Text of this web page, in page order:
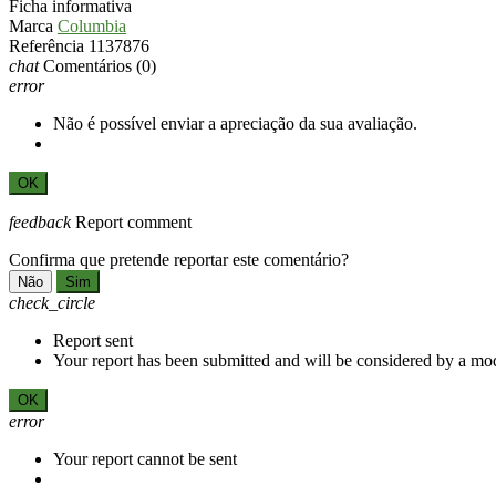
Ficha informativa
Marca Columbia
Referência 1137876
chat Comentários (0)
error
Não é possível enviar a apreciação da sua avaliação.
OK
feedback Report comment
Confirma que pretende reportar este comentário?
Não Sim
check_circle
Report sent
Your report has been submitted and will be considered by a
OK
error
Your report cannot be sent